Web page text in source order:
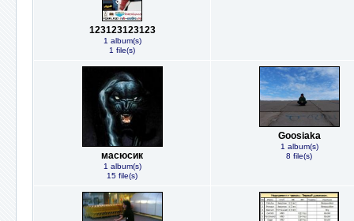
123123123123
1 album(s)
1 file(s)
масюсик
1 album(s)
15 file(s)
Goosiaka
1 album(s)
8 file(s)